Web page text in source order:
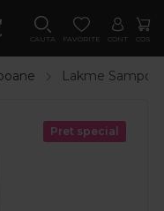
CAUTA FAVORITE CONT COS
Lakme
Pret special